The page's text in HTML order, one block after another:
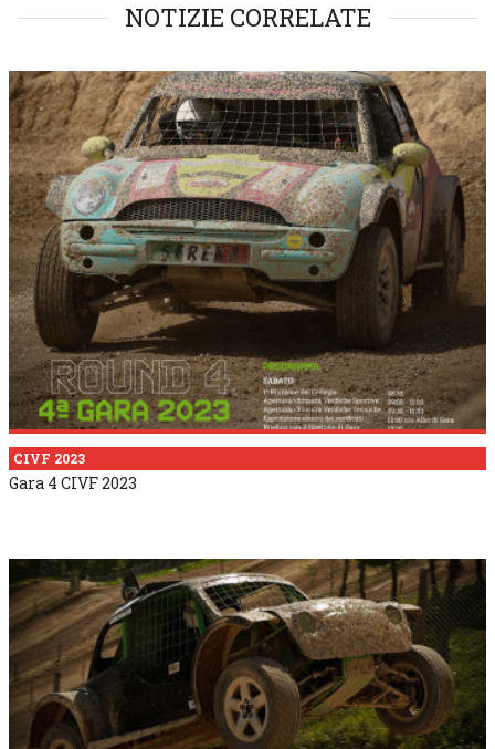
NOTIZIE CORRELATE
CIVF 2023
Gara 4 CIVF 2023